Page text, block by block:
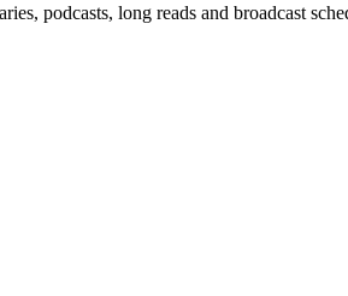
podcasts, long reads and broadcast